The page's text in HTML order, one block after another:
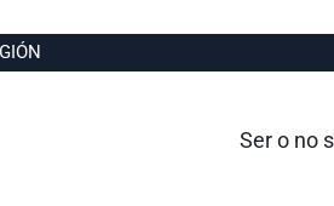
Entrada
Ser o no